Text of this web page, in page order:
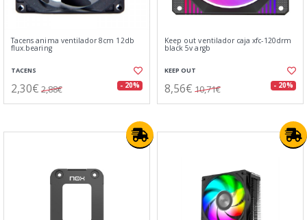
Tacens anima ventilador 8cm 12db
flux.bearing
TACENS
2,30€ 2,88€ - 20%
Keep out ventilador caja xfc-120drm
black 5v argb
KEEP OUT
8,56€ 10,71€ - 20%